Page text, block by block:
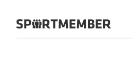
Über SportMember